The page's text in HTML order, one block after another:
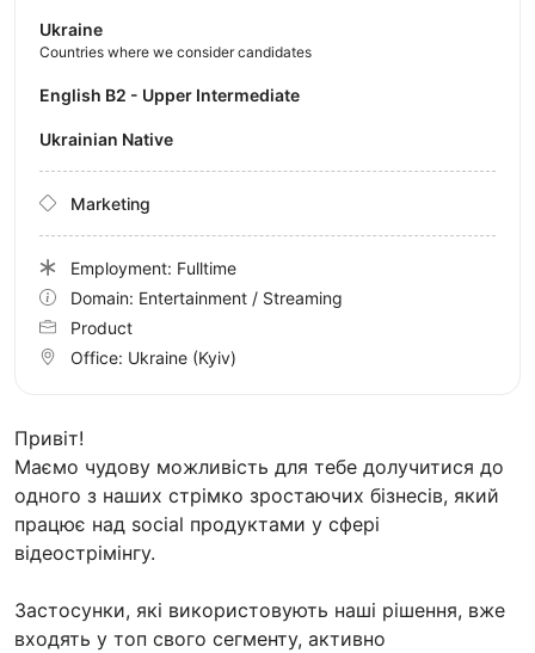
Привіт!
Маємо чудову можливість для тебе долучитися до
одного з наших стрімко зростаючих бізнесів, який
працює над social продуктами у сфері
відеострімінгу.
Застосунки, які використовують наші рішення, вже
входять у топ свого сегменту, активно
Ukraine
Countries where we consider candidates
English B2 - Upper Intermediate
Ukrainian Native
Marketing
Employment: Fulltime
Domain: Entertainment / Streaming
Product
Office: Ukraine (Kyiv)